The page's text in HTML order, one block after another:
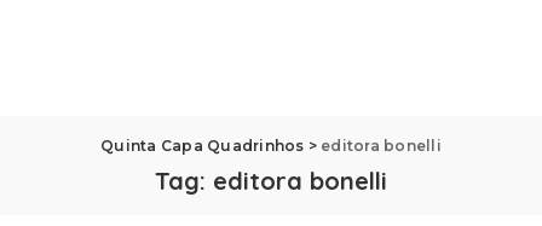
Quinta Capa Quadrinhos > editora bonelli
Tag: editora bonelli